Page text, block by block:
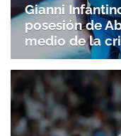
Gianni
posesión de
medio de la